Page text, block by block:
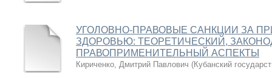
УГОЛОВНО-ПРАВОВЫЕ САНКЦИИ ЗА
ЗДОРОВЬЮ: ТЕОРЕТИЧЕСКИЙ,
ПРАВОПРИМЕНИТЕЛЬНЫЙ АСПЕКТЫ
Кириченко, Дмитрий Павлович (Кубанский